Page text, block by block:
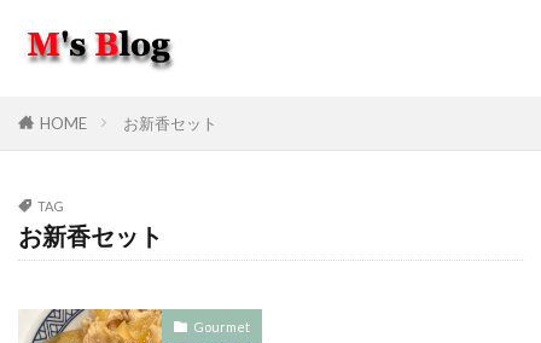
HOME お新香セット
TAG
お新香セット
Gourmet